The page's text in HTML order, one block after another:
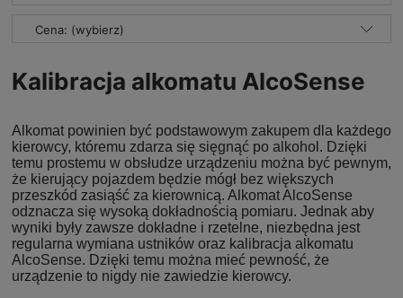
Cena: (wybierz)
Kalibracja alkomatu AlcoSense
Alkomat powinien być podstawowym zakupem dla każdego
kierowcy, któremu zdarza się sięgnąć po alkohol. Dzięki
temu prostemu w obsłudze urządzeniu można być pewnym,
że kierujący pojazdem będzie mógł bez większych
przeszkód zasiąść za kierownicą. Alkomat AlcoSense
odznacza się wysoką dokładnością pomiaru. Jednak aby
wyniki były zawsze dokładne i rzetelne, niezbędna jest
regularna wymiana ustników oraz kalibracja alkomatu
AlcoSense. Dzięki temu można mieć pewność, że
urządzenie to nigdy nie zawiedzie kierowcy.